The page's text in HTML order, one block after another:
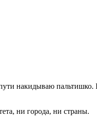
накидываю пальтишко.
ни города, ни страны.